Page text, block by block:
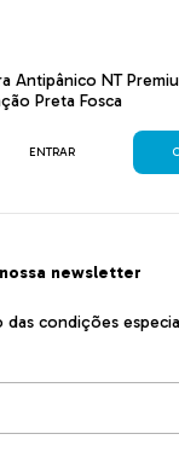
Antipânico NT
Preta Fosca
ENTRAR
newsletter
condições